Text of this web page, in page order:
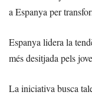
a Espanya per
Espanya lidera la
més desitjada pels
La iniciativa busca